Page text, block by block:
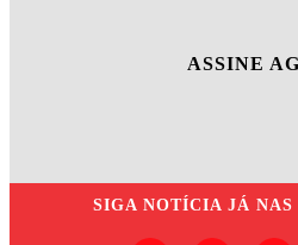
ASSINE
SIGA NOTÍCIA JÁ NAS